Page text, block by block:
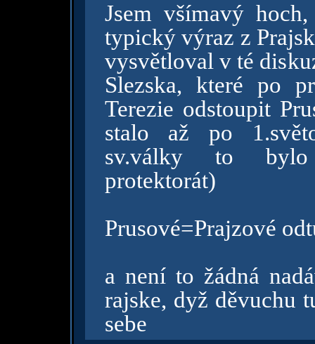
Jsem všímavý
typický výraz z
vysvětloval v té
Slezska, které po
Terezie odstoupit
stalo až po
sv.války to bylo
protektorát)
Prusové=Prajzové
a není to žádná
rajske, dyž děvuchu
sebe